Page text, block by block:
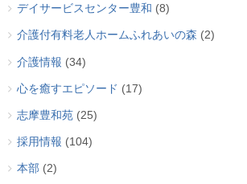
デイサービスセンター豊和 (8)
介護付有料老人ホームふれあいの森 (2)
介護情報 (34)
心を癒すエピソード (17)
志摩豊和苑 (25)
採用情報 (104)
本部 (2)